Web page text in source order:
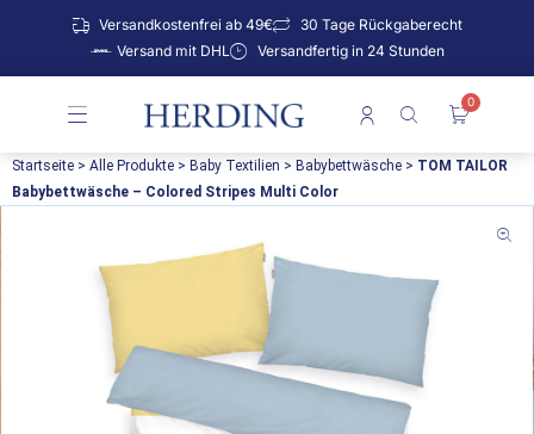
Versandkostenfrei ab 49€
30 Tage Rückgaberecht
Versand mit DHL
Versandfertig in 24 Stunden
0
Startseite > Alle Produkte > Baby Textilien > Babybettwäsche > TOM TAILOR
Babybettwäsche – Colored Stripes Multi Color